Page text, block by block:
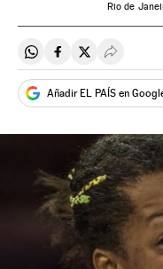
Rio de
Compartir en
Compartir en
Compartir en
Añadir EL PAÍS en